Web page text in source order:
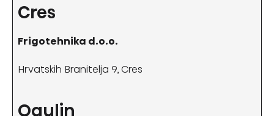
Cres
Frigotehnika d.o.o.
Hrvatskih Branitelja 9, Cres
Ogulin